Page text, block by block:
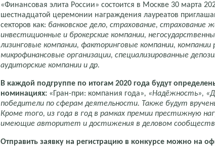
«Финансовая элита России» состоится в Москве 30 марта
шестнадцатой церемонии награждения лауреатов
секторов как: банковское дело, страхование, страхование
инвестиционные и брокерские компании,
лизинговые компании, факторинговые компании, компании
микрофинансовые организации, специализированные
аудиторские компании и др.
В каждой подгруппе по итогам 2020 года будут
номинациях: «Гран-при: компания года», «Надёжность»,
победители по сферам деятельности. Также будут
Кроме того, из года в год в рамках премии престижную
имеющие авторитет и достижения в деловом
Отправить заявку на регистрацию в конкурсе можно на